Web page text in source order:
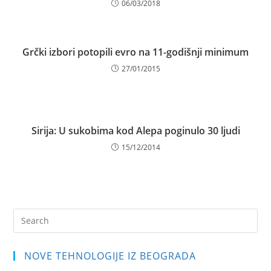
06/03/2018
Grčki izbori potopili evro na 11-godišnji minimum
27/01/2015
Sirija: U sukobima kod Alepa poginulo 30 ljudi
15/12/2014
NOVE TEHNOLOGIJE IZ BEOGRADA